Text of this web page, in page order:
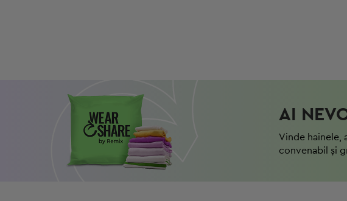
AI
Vinde hainele,
convenabil și